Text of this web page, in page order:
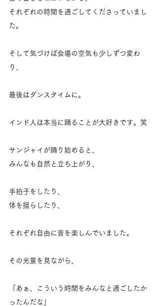
それぞれの時間を過ごしてくださっていまし
た。
そして気づけば会場の空気も少しずつ変わ
り、
最後はダンスタイムに。
インド人は本当に踊ることが大好きです。笑
サンジャイが踊り始めると、
みんなも自然と立ち上がり、
手拍子をしたり、
体を揺らしたり、
それぞれ自由に音を楽しんでいました。
その光景を見ながら、
「あぁ、こういう時間をみんなと過ごしたか
ったんだな」